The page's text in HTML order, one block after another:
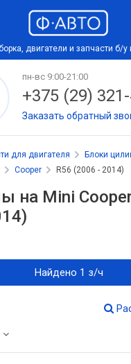
двигатели и запчасти б/у
пн-вс 9:00-21:00
+375 (29)
Заказать обратный
для двигателя
Блоки
Cooper R56 (2006 - 2014)
на Mini
Найдено 1 з/ч